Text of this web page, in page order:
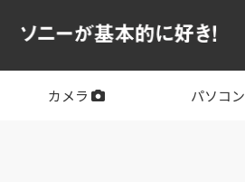
カメラ パソコン